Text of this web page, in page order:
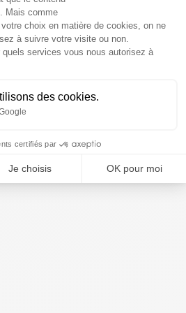
Mais comme
choix en matière de cookies, on ne
à suivre votre visite ou non.
services vous nous autorisez à
des cookies.
certifiés par
Je choisis OK pour moi
consent